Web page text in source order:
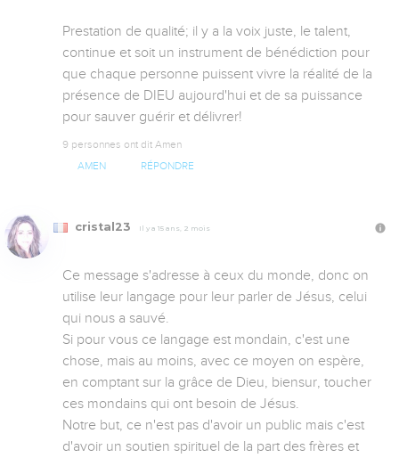
Prestation de qualité; il y a la voix juste, le talent,
continue et soit un instrument de bénédiction pour
que chaque personne puissent vivre la réalité de la
présence de DIEU aujourd'hui et de sa puissance
pour sauver guérir et délivrer!
9 personnes ont dit Amen
AMEN RÉPONDRE
cristal23 Il y a 15 ans, 2 mois
Ce message s'adresse à ceux du monde, donc on
utilise leur langage pour leur parler de Jésus, celui
qui nous a sauvé.
Si pour vous ce langage est mondain, c'est une
chose, mais au moins, avec ce moyen on espère,
en comptant sur la grâce de Dieu, biensur, toucher
ces mondains qui ont besoin de Jésus.
Notre but, ce n'est pas d'avoir un public mais c'est
d'avoir un soutien spirituel de la part des frères et